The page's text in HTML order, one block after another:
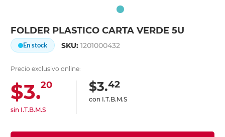
FOLDER PLASTICO CARTA VERDE 5U
En stock SKU:1201000432
Precio exclusivo online:
$3.20
sin I.T.B.M.S
$3.42
con I.T.B.M.S